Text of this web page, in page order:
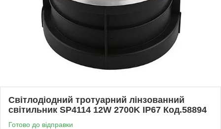
Світлодіодний тротуарний лінзованний
світильник SP4114 12W 2700K IP67 Код.58894
Готово до відправки